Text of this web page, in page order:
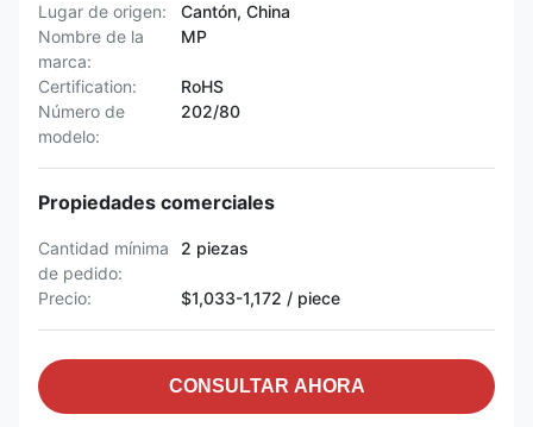
Lugar de origen:
Cantón, China
Nombre de la
marca:
MP
Certification:
RoHS
Número de
modelo:
202/80
Propiedades comerciales
Cantidad mínima
de pedido:
2 piezas
Precio: $1,033-1,172 / piece
CONSULTAR AHORA